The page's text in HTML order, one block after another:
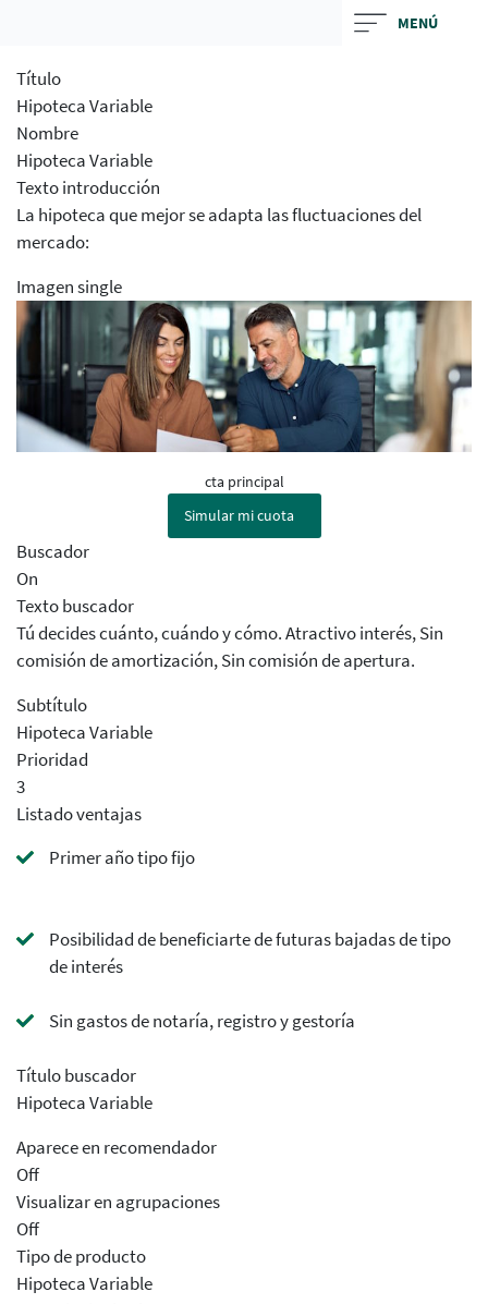
MENÚ
Título
Hipoteca Variable
Nombre
Hipoteca Variable
Texto introducción
La hipoteca que mejor se adapta las fluctuaciones del
mercado:
Imagen single
cta principal
Simular mi cuota
Buscador
On
Texto buscador
Tú decides cuánto, cuándo y cómo. Atractivo interés, Sin
comisión de amortización, Sin comisión de apertura.
Subtítulo
Hipoteca Variable
Prioridad
3
Listado ventajas
Primer año tipo fijo
Posibilidad de beneficiarte de futuras bajadas de tipo
de interés
Sin gastos de notaría, registro y gestoría
Título buscador
Hipoteca Variable
Aparece en recomendador
Off
Visualizar en agrupaciones
Off
Tipo de producto
Hipoteca Variable